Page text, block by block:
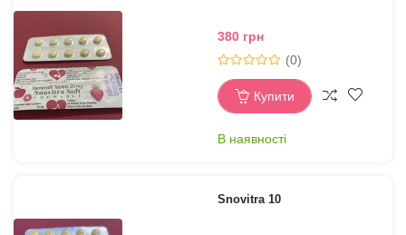
380 грн
(0)
Купити
В наявності
Snovitra 10